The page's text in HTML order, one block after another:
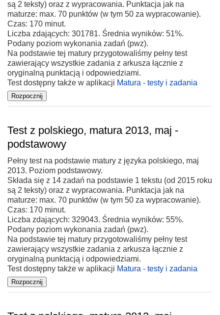
są 2 teksty) oraz z wypracowania. Punktacja jak na
maturze: max. 70 punktów (w tym 50 za wypracowanie).
Czas: 170 minut.
Liczba zdających: 301781. Średnia wyników: 51%.
Podany poziom wykonania zadań (pwz).
Na podstawie tej matury przygotowaliśmy pełny test
zawierający wszystkie zadania z arkusza łącznie z
oryginalną punktacją i odpowiedziami.
Test dostępny także w aplikacji Matura - testy i zadania
Test z polskiego, matura 2013, maj -
podstawowy
Pełny test na podstawie matury z języka polskiego, maj
2013. Poziom podstawowy.
Składa się z 14 zadań na podstawie 1 tekstu (od 2015 roku
są 2 teksty) oraz z wypracowania. Punktacja jak na
maturze: max. 70 punktów (w tym 50 za wypracowanie).
Czas: 170 minut.
Liczba zdających: 329043. Średnia wyników: 55%.
Podany poziom wykonania zadań (pwz).
Na podstawie tej matury przygotowaliśmy pełny test
zawierający wszystkie zadania z arkusza łącznie z
oryginalną punktacją i odpowiedziami.
Test dostępny także w aplikacji Matura - testy i zadania